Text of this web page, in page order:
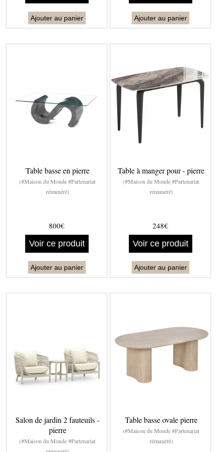
Ajouter au panier Ajouter au panier
Table basse en pierre
(#Maison du Monde #Partenariat
rémunéré)
800€
Voir ce produit
Ajouter au panier
Table à manger pour - pierre
(#Maison du Monde #Partenariat
rémunéré)
248€
Voir ce produit
Ajouter au panier
Salon de jardin 2 fauteuils -
pierre
(#Maison du Monde #Partenariat
Table basse ovale pierre
(#Maison du Monde #Partenariat
rémunéré)